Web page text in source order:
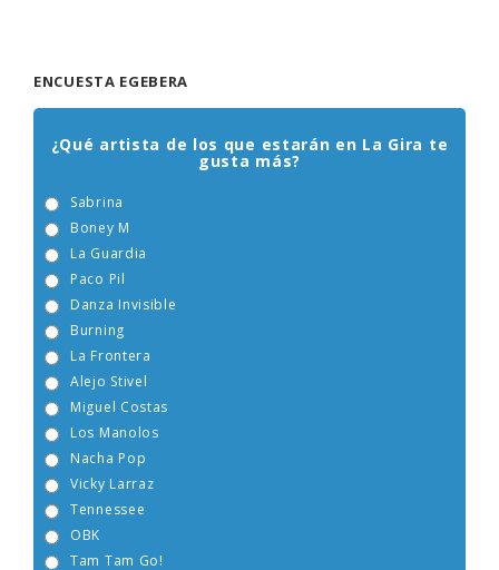
ENCUESTA EGEBERA
¿Qué artista de los que estarán en La Gira te
gusta más?
Sabrina
Boney M
La Guardia
Paco Pil
Danza Invisible
Burning
La Frontera
Alejo Stivel
Miguel Costas
Los Manolos
Nacha Pop
Vicky Larraz
Tennessee
OBK
Tam Tam Go!